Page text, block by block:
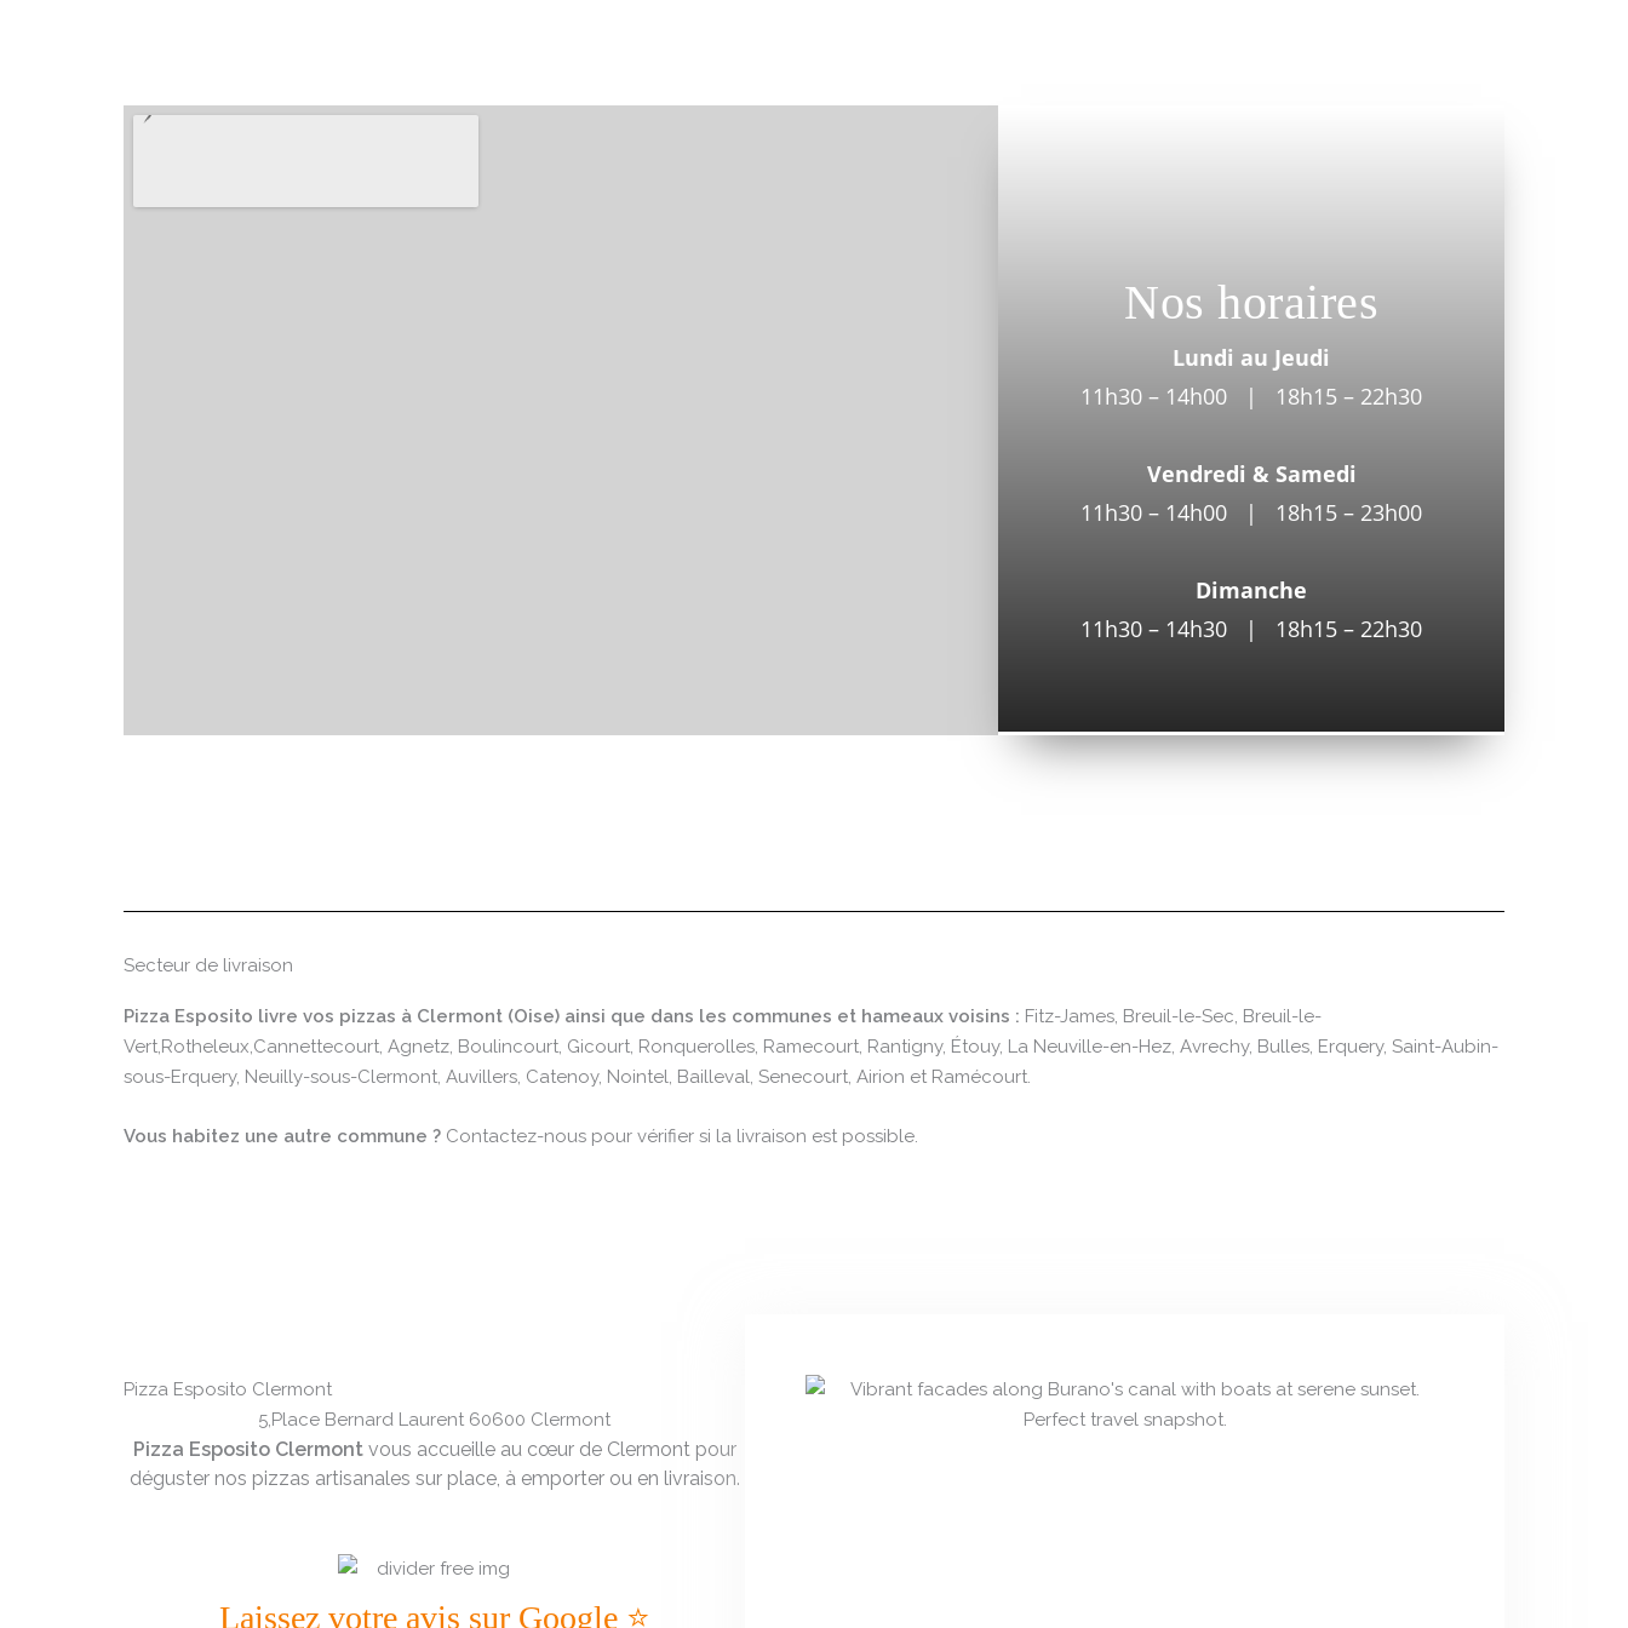
Nos horaires
Lundi au Jeudi
11h30 – 14h00 | 18h15 – 22h30
Vendredi & Samedi
11h30 – 14h00 | 18h15 – 23h00
Dimanche
11h30 – 14h30 | 18h15 – 22h30
Secteur de livraison
Pizza Esposito livre vos pizzas à Clermont (Oise) ainsi que dans les communes et hameaux voisins : Fitz-James, Breuil-le-Sec, Breuil-le-
Vert,Rotheleux,Cannettecourt, Agnetz, Boulincourt, Gicourt, Ronquerolles, Ramecourt, Rantigny, Étouy, La Neuville-en-Hez, Avrechy, Bulles, Erquery, Saint-Aubin-
sous-Erquery, Neuilly-sous-Clermont, Auvillers, Catenoy, Nointel, Bailleval, Senecourt, Airion et Ramécourt.
Vous habitez une autre commune ? Contactez-nous pour vérifier si la livraison est possible.
Pizza Esposito Clermont
5,Place Bernard Laurent 60600 Clermont
Pizza Esposito Clermontvous accueille au cœur de Clermont pour
déguster nos pizzas artisanales sur place, à emporter ou en livraison.
Laissez votre avis sur Google ⭐